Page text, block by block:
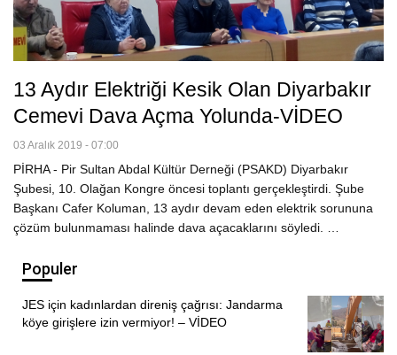
13 Aydır Elektriği Kesik Olan Diyarbakır
Cemevi Dava Açma Yolunda-VİDEO
03 Aralık 2019 - 07:00
PİRHA - Pir Sultan Abdal Kültür Derneği (PSAKD) Diyarbakır
Şubesi, 10. Olağan Kongre öncesi toplantı gerçekleştirdi. Şube
Başkanı Cafer Koluman, 13 aydır devam eden elektrik sorununa
çözüm bulunmaması halinde dava açacaklarını söyledi. …
Populer
JES için kadınlardan direniş çağrısı: Jandarma
köye girişlere izin vermiyor! – VİDEO